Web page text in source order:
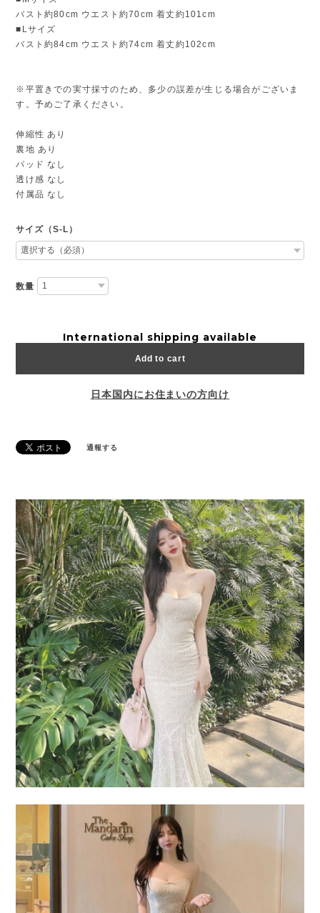
バスト約80cm ウエスト約70cm 着丈約101cm
■Lサイズ
バスト約84cm ウエスト約74cm 着丈約102cm
※平置きでの実寸採寸のため、多少の誤差が生じる場合がございま
す。予めご了承ください。
伸縮性 あり
裏地 あり
パッド なし
透け感 なし
付属品 なし
サイズ（S-L）
数量
International shipping available
Add to cart
日本国内にお住まいの方向け
通報する